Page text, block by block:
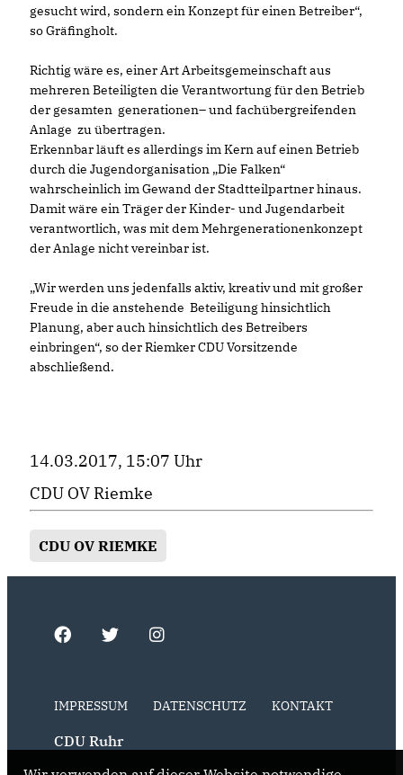
gesucht wird, sondern ein Konzept für einen Betreiber“,
so Gräfingholt.
Richtig wäre es, einer Art Arbeitsgemeinschaft aus
mehreren Beteiligten die Verantwortung für den Betrieb
der gesamten generationen– und fachübergreifenden
Anlage zu übertragen.
Erkennbar läuft es allerdings im Kern auf einen Betrieb
durch die Jugendorganisation „Die Falken“
wahrscheinlich im Gewand der Stadtteilpartner hinaus.
Damit wäre ein Träger der Kinder- und Jugendarbeit
verantwortlich, was mit dem Mehrgenerationenkonzept
der Anlage nicht vereinbar ist.
Wir werden uns jedenfalls aktiv, kreativ und mit großer
Freude in die anstehende Beteiligung hinsichtlich
Planung, aber auch hinsichtlich des Betreibers
einbringen“, so der Riemker CDU Vorsitzende
abschließend.
14.03.2017, 15:07 Uhr
CDU OV Riemke
CDU OV RIEMKE
IMPRESSUM DATENSCHUTZ KONTAKT
CDU Ruhr